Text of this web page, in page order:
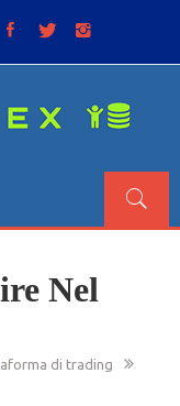
Nel
di trading